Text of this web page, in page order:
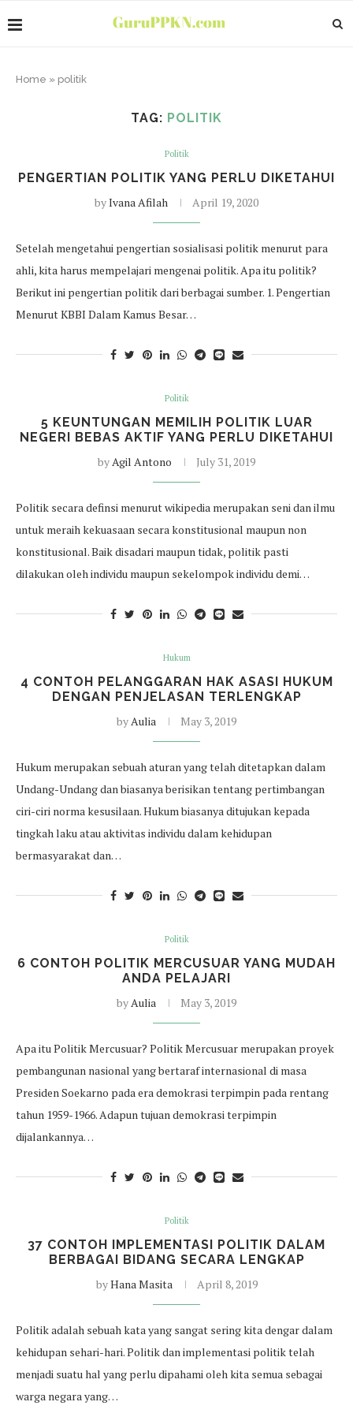
Home » politik
TAG: POLITIK
Politik
PENGERTIAN POLITIK YANG PERLU DIKETAHUI
byIvana Afilah April 19, 2020
Setelah mengetahui pengertian sosialisasi politik menurut para
ahli, kita harus mempelajari mengenai politik. Apa itu politik?
Berikut ini pengertian politik dari berbagai sumber. 1. Pengertian
Menurut KBBI Dalam Kamus Besar…
Politik
5 KEUNTUNGAN MEMILIH POLITIK LUAR
NEGERI BEBAS AKTIF YANG PERLU DIKETAHUI
byAgil Antono July 31, 2019
Politik secara definsi menurut wikipedia merupakan seni dan ilmu
untuk meraih kekuasaan secara konstitusional maupun non
konstitusional. Baik disadari maupun tidak, politik pasti
dilakukan oleh individu maupun sekelompok individu demi…
Hukum
4 CONTOH PELANGGARAN HAK ASASI HUKUM
DENGAN PENJELASAN TERLENGKAP
byAulia May 3, 2019
Hukum merupakan sebuah aturan yang telah ditetapkan dalam
Undang-Undang dan biasanya berisikan tentang pertimbangan
ciri-ciri norma kesusilaan. Hukum biasanya ditujukan kepada
tingkah laku atau aktivitas individu dalam kehidupan
bermasyarakat dan…
Politik
6 CONTOH POLITIK MERCUSUAR YANG MUDAH
ANDA PELAJARI
byAulia May 3, 2019
Apa itu Politik Mercusuar? Politik Mercusuar merupakan proyek
pembangunan nasional yang bertaraf internasional di masa
Presiden Soekarno pada era demokrasi terpimpin pada rentang
tahun 1959-1966. Adapun tujuan demokrasi terpimpin
dijalankannya…
Politik
37 CONTOH IMPLEMENTASI POLITIK DALAM
BERBAGAI BIDANG SECARA LENGKAP
byHana Masita April 8, 2019
Politik adalah sebuah kata yang sangat sering kita dengar dalam
kehidupan sehari-hari. Politik dan implementasi politik telah
menjadi suatu hal yang perlu dipahami oleh kita semua sebagai
warga negara yang…